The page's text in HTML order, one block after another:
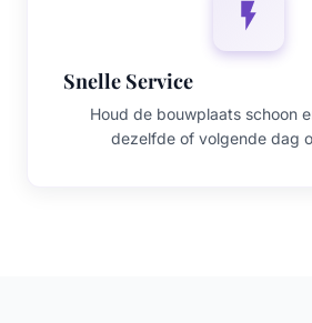
Snelle Service
Houd de bouwplaats schoon
dezelfde of volgende dag